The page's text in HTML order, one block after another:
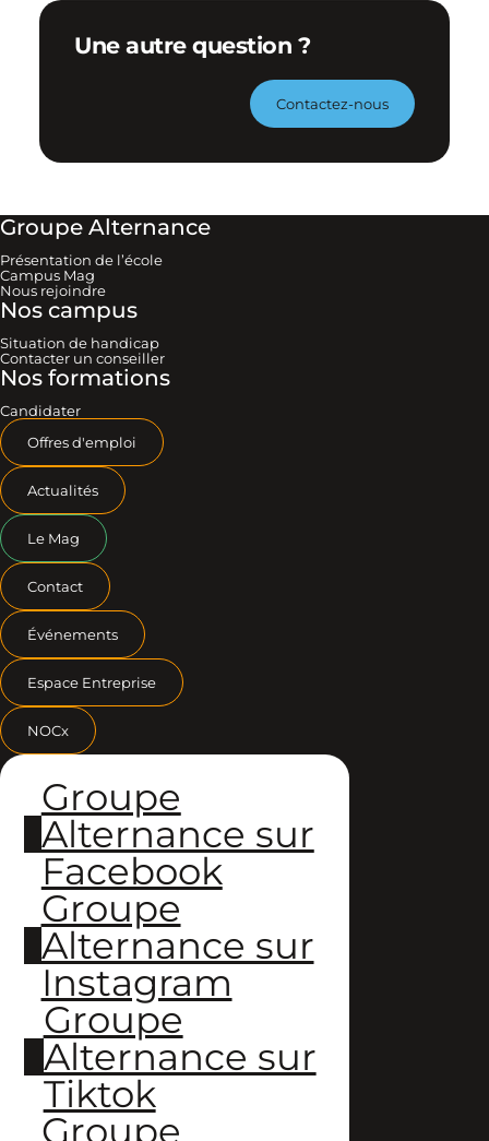
Une autre question ?
Contactez-nous
Groupe Alternance
Présentation de l’école
Campus Mag
Nous rejoindre
Nos campus
Situation de handicap
Contacter un conseiller
Nos formations
Candidater
Offres d'emploi
Actualités
Le Mag
Contact
Événements
Espace Entreprise
NOCx
Groupe
Alternance sur
Facebook
Groupe
Alternance sur
Instagram
Groupe
Alternance sur
Tiktok
Groupe